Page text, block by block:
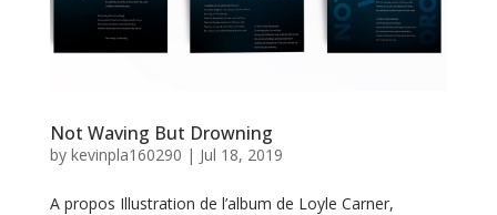
Not Waving But Drowning
by kevinpla160290 | Jul 18, 2019
A propos Illustration de l’album de Loyle Carner,